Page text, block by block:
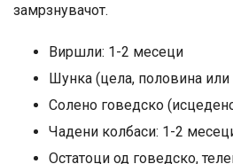
замрзнувачот.
Виршли: 1-2 месеци
Шунка (цела, половина
Солено говедско
Чадени колбаси: 1-2
Остатоци од говедско,